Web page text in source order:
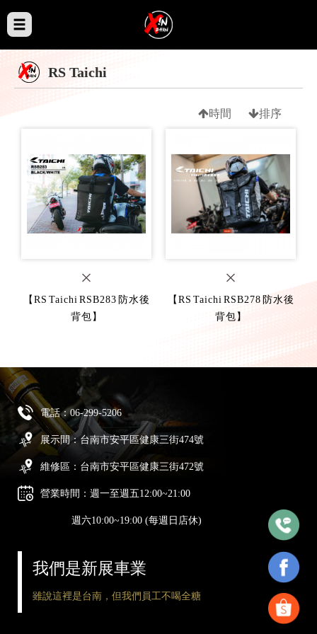
RS Taichi
時間 排序
【RS Taichi RSB283 防水後
背包】
【RS Taichi RSB278 防水後
背包】
電話：06-299-5206
展示間：台南市安平區健康三街474號
維修區：台南市安平區健康三街472號
營業時間：週一至週五12:00~21:00
週六10:00~19:00 (每週日店休)
我們是新展車業
雖說這裡是台南，但我們員工不喝全糖